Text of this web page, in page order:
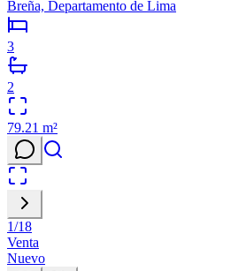
Breña, Departamento de Lima
3
2
79.21 m²
1/18
Venta
Nuevo